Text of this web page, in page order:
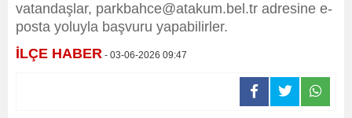
vatandaşlar, parkbahce@atakum.bel.tr adresine e-
posta yoluyla başvuru yapabilirler.
İLÇE HABER - 03-06-2026 09:47